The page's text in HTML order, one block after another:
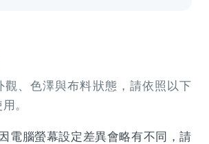
觀、色澤與布料狀態，請依照以下
。
電腦螢幕設定差異會略有不同，請